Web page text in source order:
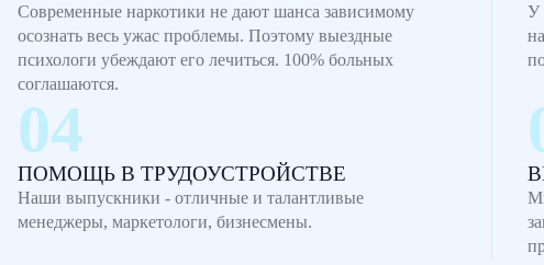
Современные наркотики не дают шанса зависимому
осознать весь ужас проблемы. Поэтому выездные
психологи убеждают его лечиться. 100% больных
соглашаются.
У
ПОМОЩЬ В ТРУДОУСТРОЙСТВЕ
Наши выпускники - отличные и талантливые
менеджеры, маркетологи, бизнесмены.